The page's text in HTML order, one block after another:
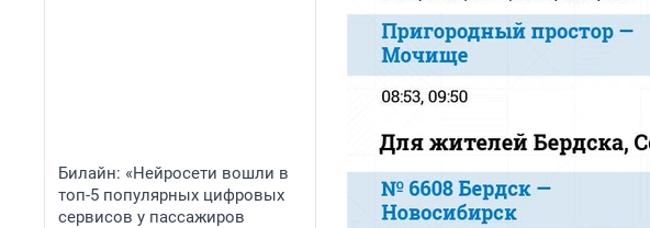
Билайн: «Нейросети вошли в
топ-5 популярных цифровых
сервисов у пассажиров